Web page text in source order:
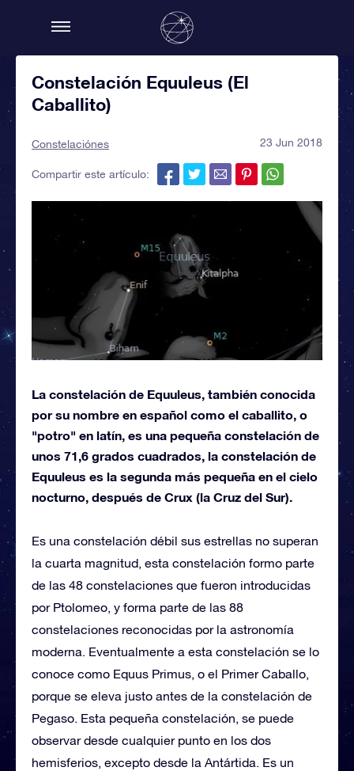
Constelación Equuleus (El
Caballito)
Constelaciónes 23 Jun 2018
Compartir este artículo:
La constelación de Equuleus, también conocida
por su nombre en español como el caballito, o
"potro" en latín, es una pequeña constelación de
unos 71,6 grados cuadrados, la constelación de
Equuleus es la segunda más pequeña en el cielo
nocturno, después de Crux (la Cruz del Sur).
Es una constelación débil sus estrellas no superan
la cuarta magnitud, esta constelación formo parte
de las 48 constelaciones que fueron introducidas
por Ptolomeo, y forma parte de las 88
constelaciones reconocidas por la astronomía
moderna. Eventualmente a esta constelación se lo
conoce como Equus Primus, o el Primer Caballo,
porque se eleva justo antes de la constelación de
Pegaso. Esta pequeña constelación, se puede
observar desde cualquier punto en los dos
hemisferios, excepto desde la Antártida. Es un